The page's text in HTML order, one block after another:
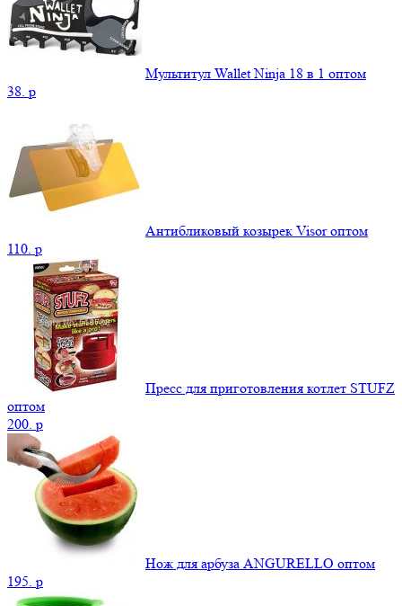
Мультитул Wallet Ninja 18 в 1 оптом
38. p
Антибликовый козырек Visor оптом
110. p
Пресс для приготовления котлет STUFZ
оптом
200. p
Нож для арбуза ANGURELLO оптом
195. p